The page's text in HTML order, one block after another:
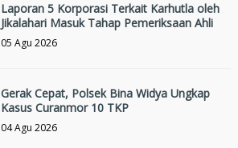
Laporan 5 Korporasi Terkait Karhutla oleh
Jikalahari Masuk Tahap Pemeriksaan Ahli
05 Agu 2026
Gerak Cepat, Polsek Bina Widya Ungkap
Kasus Curanmor 10 TKP
04 Agu 2026